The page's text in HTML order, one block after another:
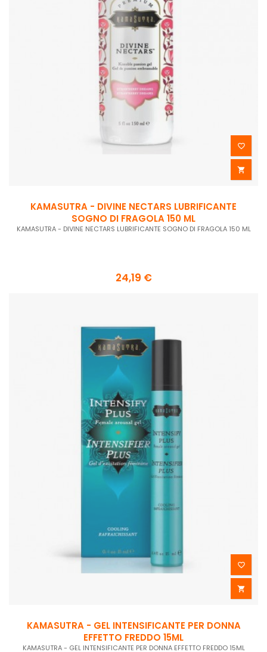


KAMASUTRA - DIVINE NECTARS LUBRIFICANTE
SOGNO DI FRAGOLA 150 ML
KAMASUTRA - DIVINE NECTARS LUBRIFICANTE SOGNO DI FRAGOLA 150 ML
24,19 €


KAMASUTRA - GEL INTENSIFICANTE PER DONNA
EFFETTO FREDDO 15ML
KAMASUTRA - GEL INTENSIFICANTE PER DONNA EFFETTO FREDDO 15ML